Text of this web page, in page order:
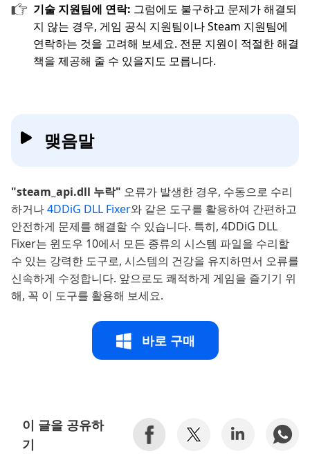
기술 지원팀에 연락: 그럼에도 불구하고 문제가 해결되
지 않는 경우, 게임 공식 지원팀이나 Steam 지원팀에
연락하는 것을 고려해 보세요. 전문 지원이 적절한 해결
책을 제공해 줄 수 있을지도 모릅니다.
맺음말
"steam_api.dll 누락" 오류가 발생한 경우, 수동으로 수리
하거나4DDiG DLL Fixer와 같은 도구를 활용하여 간편하고
안전하게 문제를 해결할 수 있습니다. 특히, 4DDiG DLL
Fixer는 윈도우 10에서 모든 종류의 시스템 파일을 수리할
수 있는 강력한 도구로, 시스템의 건강을 유지하면서 오류를
신속하게 수정합니다. 앞으로도 쾌적하게 게임을 즐기기 위
해, 꼭 이 도구를 활용해 보세요.
바로 구매
이 글을 공유하
기